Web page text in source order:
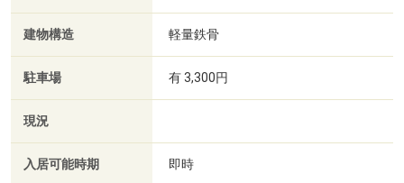
建物構造 軽量鉄骨
駐車場 有 3,300円
現況
入居可能時期 即時